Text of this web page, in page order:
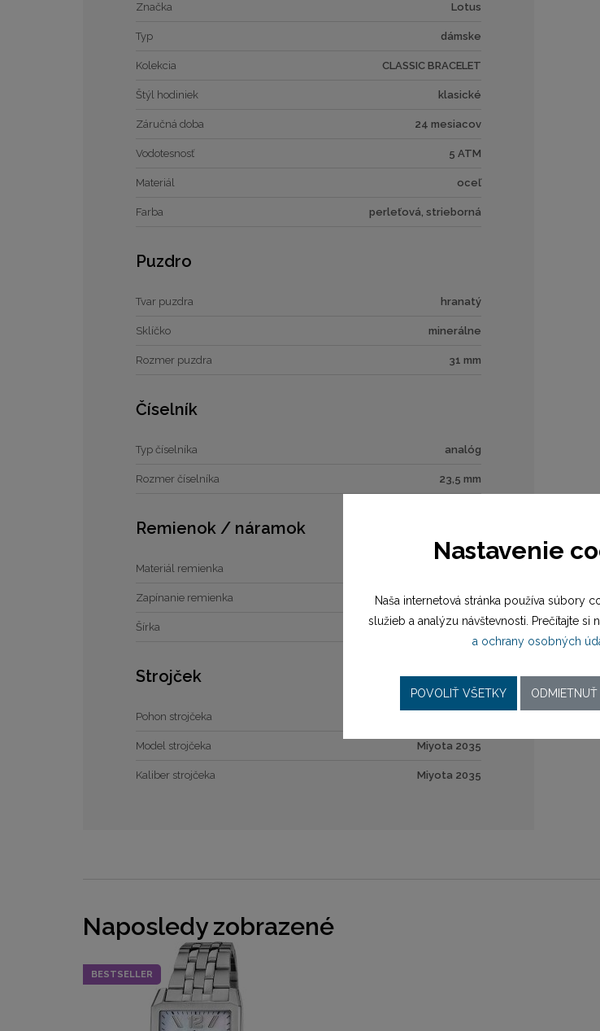
Značka Lotus
Typ dámske
Kolekcia CLASSIC BRACELET
Štýl hodiniek klasické
Záručná doba 24 mesiacov
Vodotesnosť 5 ATM
Materiál oceľ
Farba perleťová, strieborná
Puzdro
Tvar puzdra hranatý
Sklíčko minerálne
Rozmer puzdra 31 mm
Číselník
Typ číselníka analóg
Rozmer číselníka 23,5 mm
Remienok / náramok
Materiál remienka
Zapínanie remienka preklápacia spona
Šírka 18,95 mm
Strojček
Pohon strojčeka
Model strojčeka Miyota 2035
Kaliber strojčeka Miyota 2035
Naposledy zobrazené
BESTSELLER
Nastavenie
Naša internetová stránka používa súbory
služieb a analýzu návštevnosti. Prečítajte si
a ochrany osobných
POVOLIŤ VŠETKY ODMIETNUŤ